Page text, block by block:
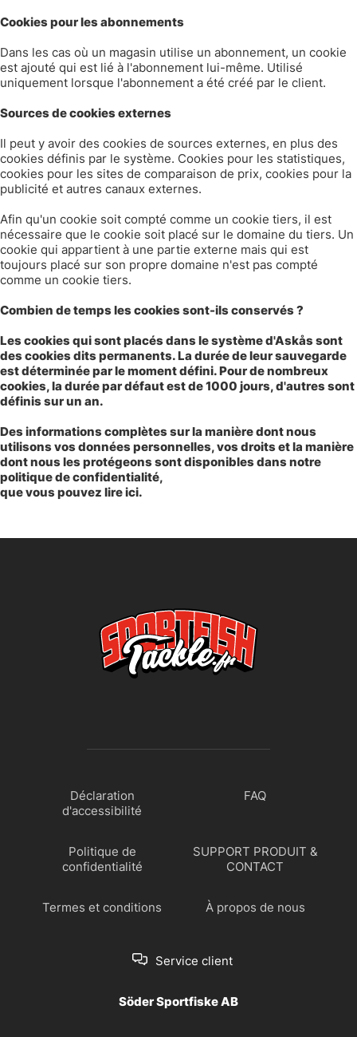
Cookies pour les abonnements
Dans les cas où un magasin utilise un abonnement, un cookie
est ajouté qui est lié à l'abonnement lui-même. Utilisé
uniquement lorsque l'abonnement a été créé par le client.
Sources de cookies externes
Il peut y avoir des cookies de sources externes, en plus des
cookies définis par le système. Cookies pour les statistiques,
cookies pour les sites de comparaison de prix, cookies pour la
publicité et autres canaux externes.
Afin qu'un cookie soit compté comme un cookie tiers, il est
nécessaire que le cookie soit placé sur le domaine du tiers. Un
cookie qui appartient à une partie externe mais qui est
toujours placé sur son propre domaine n'est pas compté
comme un cookie tiers.
Combien de temps les cookies sont-ils conservés ?
Les cookies qui sont placés dans le système d'Askås sont
des cookies dits permanents. La durée de leur sauvegarde
est déterminée par le moment défini. Pour de nombreux
cookies, la durée par défaut est de 1000 jours, d'autres sont
définis sur un an.
Des informations complètes sur la manière dont nous
utilisons vos données personnelles, vos droits et la manière
dont nous les protégeons sont disponibles dans notre
politique de confidentialité,
que vous pouvez lireici.
Déclaration
d'accessibilité
FAQ
Politique de
confidentialité
SUPPORT PRODUIT &
CONTACT
Termes et conditions À propos de nous
Service client
Söder Sportfiske AB